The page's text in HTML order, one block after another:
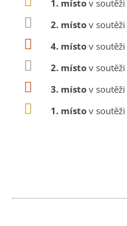
1. místo v soutěži
2. místo v soutěži
4. místo v soutěži
2. místo v soutěži
3. místo v soutěži
1. místo v soutěži